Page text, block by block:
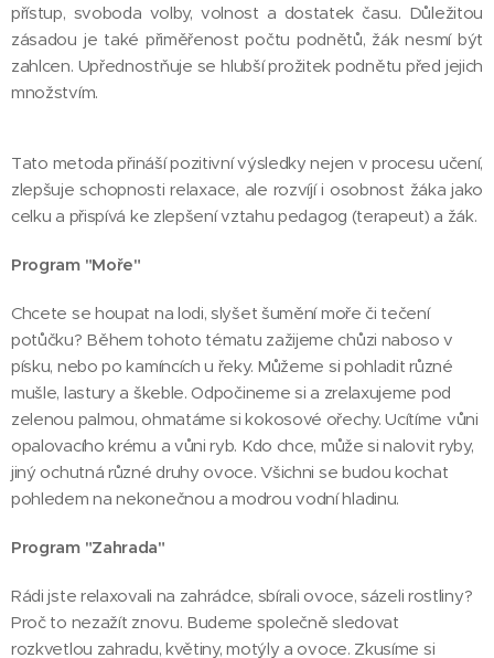
přístup, svoboda volby, volnost a dostatek času. Důležitou
zásadou je také přiměřenost počtu podnětů, žák nesmí být
zahlcen. Upřednostňuje se hlubší prožitek podnětu před jejich
množstvím.
Tato metoda přináší pozitivní výsledky nejen v procesu učení,
zlepšuje schopnosti relaxace, ale rozvíjí i osobnost žáka jako
celku a přispívá ke zlepšení vztahu pedagog (terapeut) a žák.
Program "Moře"
Chcete se houpat na lodi, slyšet šumění moře či tečení
potůčku? Během tohoto tématu zažijeme chůzi naboso v
písku, nebo po kamíncích u řeky. Můžeme si pohladit různé
mušle, lastury a škeble. Odpočineme si a zrelaxujeme pod
zelenou palmou, ohmatáme si kokosové ořechy. Ucítíme vůni
opalovacího krému a vůni ryb. Kdo chce, může si nalovit ryby,
jiný ochutná různé druhy ovoce. Všichni se budou kochat
pohledem na nekonečnou a modrou vodní hladinu.
Program "Zahrada"
Rádi jste relaxovali na zahrádce, sbírali ovoce, sázeli rostliny?
Proč to nezažít znovu. Budeme společně sledovat
rozkvetlou zahradu, květiny, motýly a ovoce. Zkusíme si